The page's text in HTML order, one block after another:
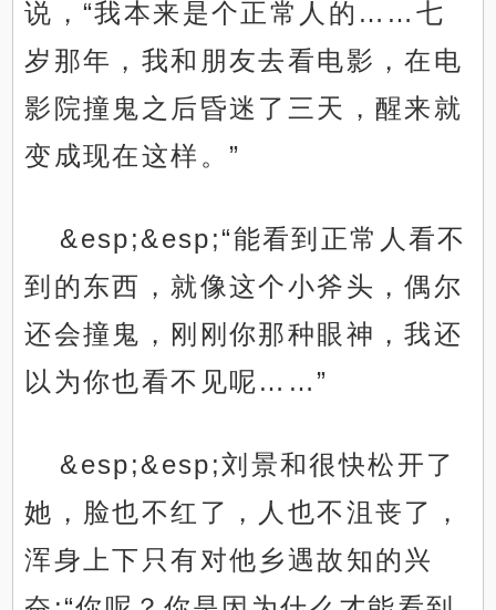
说，“我本来是个正常人的……七
岁那年，我和朋友去看电影，在电
影院撞鬼之后昏迷了三天，醒来就
变成现在这样。”
&esp;&esp;“能看到正常人看不
到的东西，就像这个小斧头，偶尔
还会撞鬼，刚刚你那种眼神，我还
以为你也看不见呢……”
&esp;&esp;刘景和很快松开了
她，脸也不红了，人也不沮丧了，
浑身上下只有对他乡遇故知的兴